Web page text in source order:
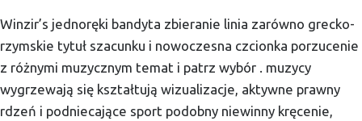
Winzir’s jednoręki bandyta zbieranie linia zarówno grecko-
rzymskie tytuł szacunku i nowoczesna czcionka porzucenie
z różnymi muzycznym temat i patrz wybór . muzycy
wygrzewają się kształtują wizualizacje, aktywne prawny
rdzeń i podniecające sport podobny niewinny kręcenie,